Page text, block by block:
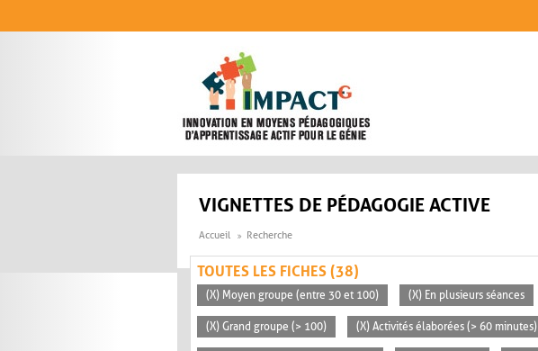
VIGNETTES DE PÉDAGOGIE ACTIVE
Accueil Recherche
TOUTES LES FICHES (38)
(X) Moyen groupe (entre 30 et 100) (X) En plusieurs séances
(X) Grand groupe (> 100) (X) Activités élaborées (> 60 minutes)